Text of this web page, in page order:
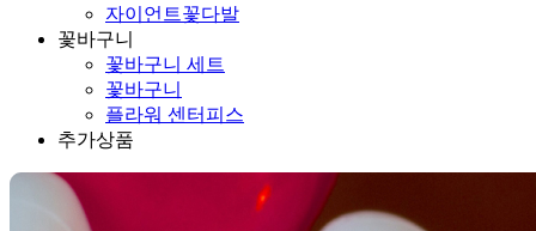
자이언트꽃다발
꽃바구니
꽃바구니 세트
꽃바구니
플라워 센터피스
추가상품